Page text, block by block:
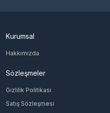
Kurumsal
Hakkımızda
Sözleşmeler
Gizlilik Politikası
Satış Sözleşmesi